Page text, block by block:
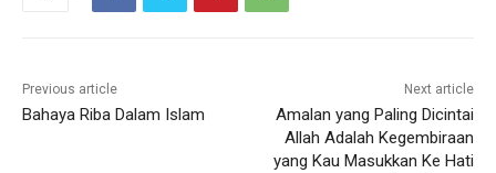
Previous article
Bahaya Riba Dalam Islam
Next article
Amalan yang Paling Dicintai
Allah Adalah Kegembiraan
yang Kau Masukkan Ke Hati